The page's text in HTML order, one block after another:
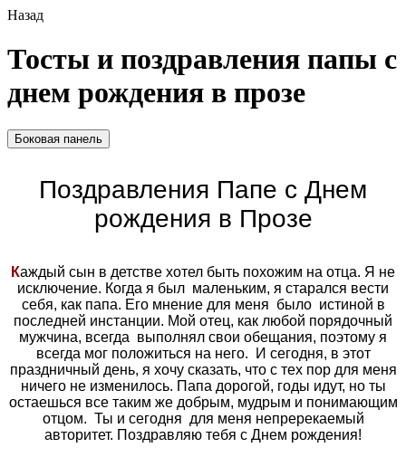
Назад
Тосты и поздравления папы с
днем рождения в прозе
Боковая панель
Поздравления Папе с Днем
рождения в Прозе
Каждый сын в детстве хотел быть похожим на отца. Я не
исключение. Когда я был маленьким, я старался вести
себя, как папа. Его мнение для меня было истиной в
последней инстанции. Мой отец, как любой порядочный
мужчина, всегда выполнял свои обещания, поэтому я
всегда мог положиться на него. И сегодня, в этот
праздничный день, я хочу сказать, что с тех пор для меня
ничего не изменилось. Папа дорогой, годы идут, но ты
остаешься все таким же добрым, мудрым и понимающим
отцом. Ты и сегодня для меня непререкаемый
авторитет. Поздравляю тебя с Днем рождения!